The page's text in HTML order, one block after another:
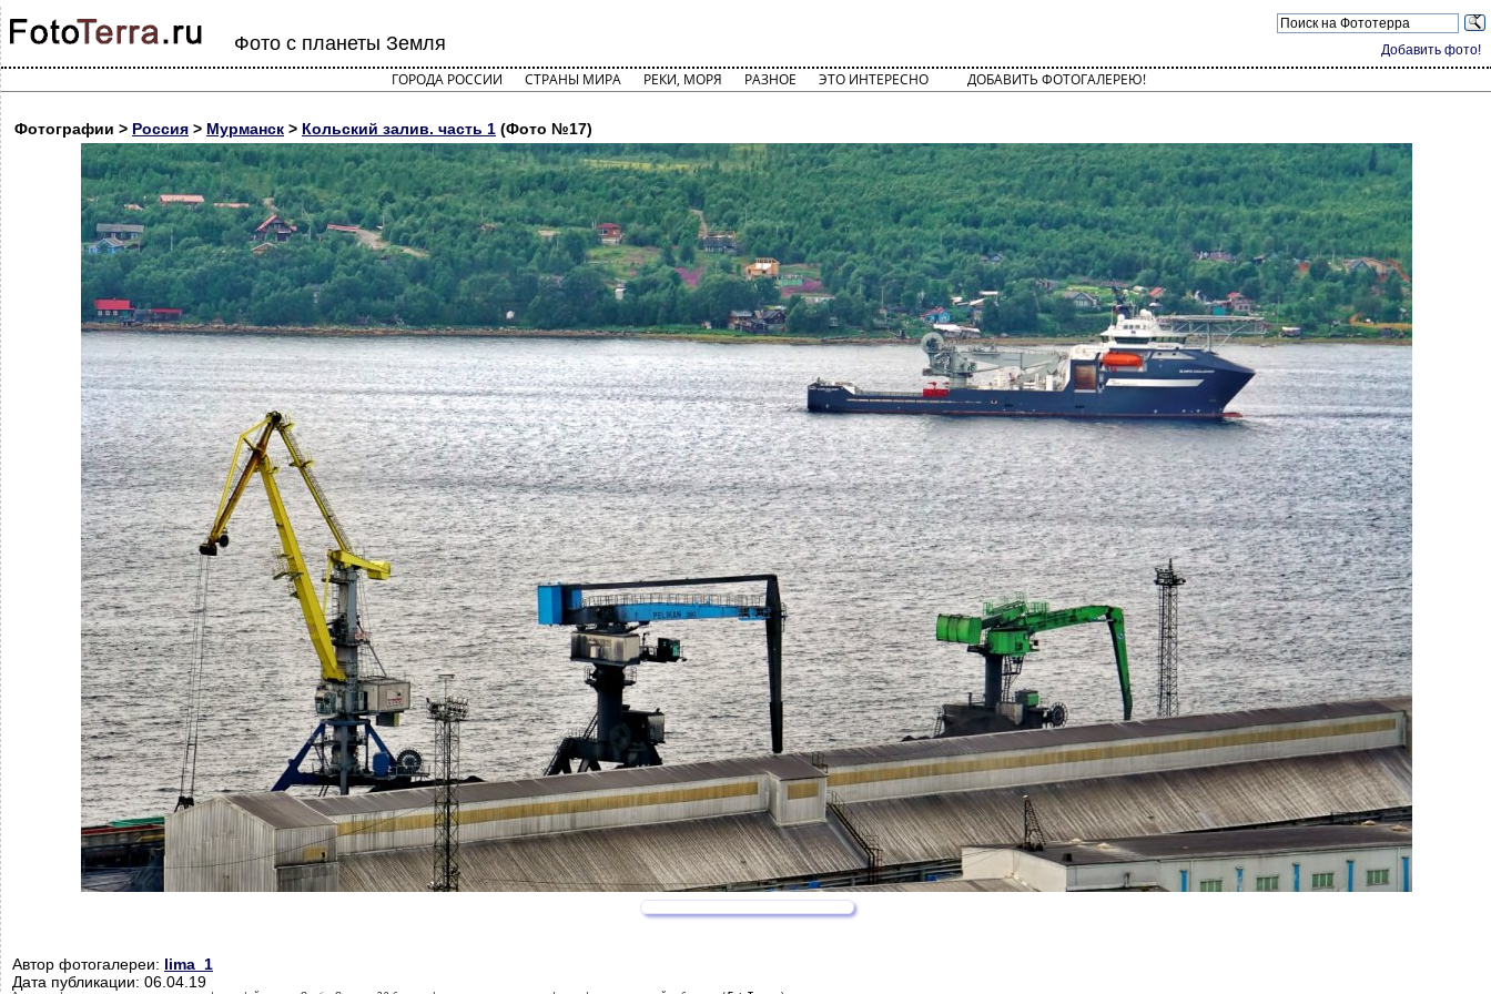
Добавить фото!
Фото с планеты Земля
ГОРОДА РОССИИ СТРАНЫ МИРА РЕКИ, МОРЯ РАЗНОЕ ЭТО ИНТЕРЕСНО ДОБАВИТЬ ФОТОГАЛЕРЕЮ!
Фотографии > Россия > Мурманск > Кольский залив. часть 1 (Фото №17)
Автор фотогалереи: lima_1
Дата публикации: 06.04.19